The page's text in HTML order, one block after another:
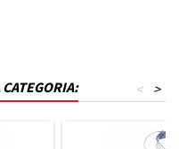
>
<